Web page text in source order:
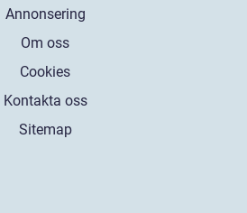
Annonsering
Om oss
Cookies
Kontakta oss
Sitemap